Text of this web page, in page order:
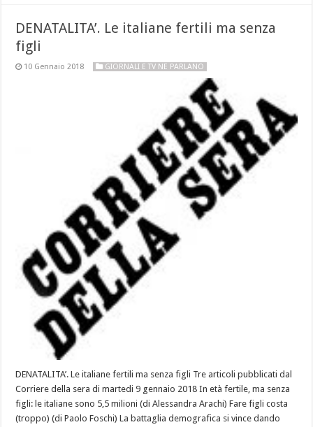
DENATALITA’. Le italiane fertili ma senza
figli
10 Gennaio 2018 GIORNALI E TV NE PARLANO
DENATALITA’. Le italiane fertili ma senza figli Tre articoli pubblicati dal
Corriere della sera di martedi 9 gennaio 2018 In età fertile, ma senza
figli: le italiane sono 5,5 milioni (di Alessandra Arachi) Fare figli costa
(troppo) (di Paolo Foschi) La battaglia demografica si vince dando